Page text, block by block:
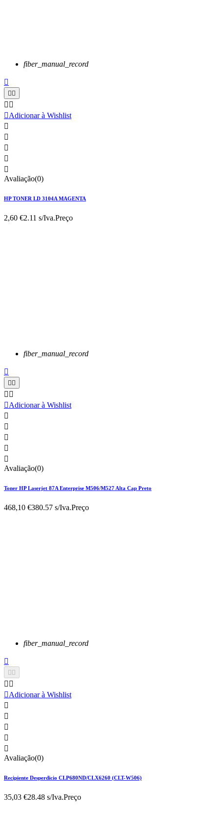
fiber_manual_record

 
 
Adicionar à Wishlist





Avaliação(0)
HP TONER LD 3104A MAGENTA
2,60 €2.11 s/Iva.Preço
fiber_manual_record

 
 
Adicionar à Wishlist





Avaliação(0)
Toner HP Laserjet 87A Enterprise M506/M527 Alta Cap Preto
468,10 €380.57 s/Iva.Preço
fiber_manual_record

 
 
Adicionar à Wishlist





Avaliação(0)
Recipiente Desperdicio CLP680ND/CLX6260 (CLT-W506)
35,03 €28.48 s/Iva.Preço